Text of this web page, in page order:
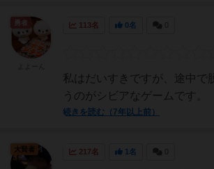
113名 0名
私はだいすきですが、途中で
うのがシビアなゲームです。
続きを読む（7年以上前）
勇者
217名 1名
大賢者